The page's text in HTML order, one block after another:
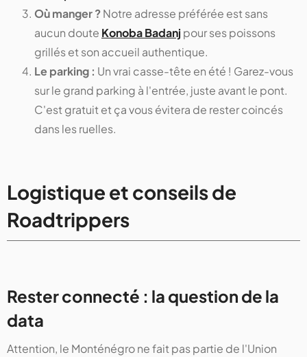
Où manger ?Notre adresse préférée est sans
aucun doute Konoba Badanj pour ses poissons
grillés et son accueil authentique.
Le parking : Un vrai casse-tête en été ! Garez-vous
sur le grand parking à l'entrée, juste avant le pont.
C'est gratuit et ça vous évitera de rester coincés
dans les ruelles.
Logistique et conseils de
Roadtrippers
Rester connecté : la question de la
data
Attention, le Monténégro ne fait pas partie de l'Union